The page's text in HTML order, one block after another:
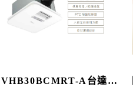
VHB30BCMRT-A台達電